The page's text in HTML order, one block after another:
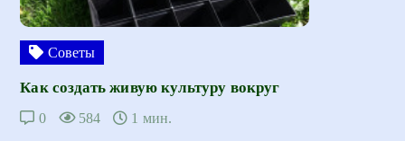
Советы
Как создать живую культуру вокруг
0 584 1 мин.